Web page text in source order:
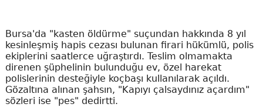
Bursa'da "kasten öldürme" suçundan hakkında 8 yıl
kesinleşmiş hapis cezası bulunan firari hükümlü, polis
ekiplerini saatlerce uğraştırdı. Teslim olmamakta
direnen şüphelinin bulunduğu ev, özel harekat
polislerinin desteğiyle koçbaşı kullanılarak açıldı.
Gözaltına alınan şahsın, "Kapıyı çalsaydınız açardım"
sözleri ise "pes" dedirtti.